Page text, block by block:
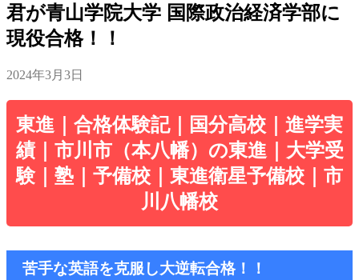
君が青山学院大学 国際政治経済学部に
現役合格！！
2024年3月3日
東進｜合格体験記｜国分高校｜進学実
績｜市川市（本八幡）の東進｜大学受
験｜塾｜予備校｜東進衛星予備校｜市
川八幡校
苦手な英語を克服し大逆転合格！！